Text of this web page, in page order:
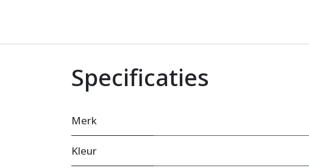
Specificaties
Merk
Kleur